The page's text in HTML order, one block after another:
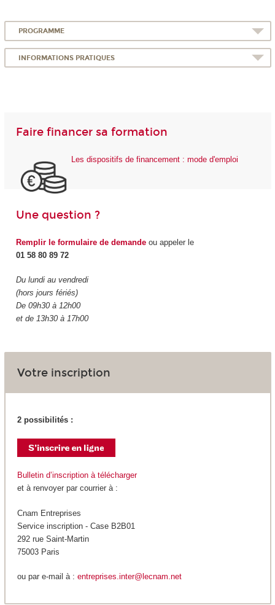
PROGRAMME
INFORMATIONS PRATIQUES
Faire financer sa formation
Les dispositifs de financement : mode d'emploi
Une question ?
Remplir le formulaire de demandeou appeler le
01 58 80 89 72
Du lundi au vendredi
(hors jours fériés)
De 09h30 à 12h00
et de 13h30 à 17h00
Votre inscription
2 possibilités :
Bulletin d’inscription à télécharger
et à renvoyer par courrier à :
Cnam Entreprises
Service inscription - Case B2B01
292 rue Saint-Martin
75003 Paris
ou par e-mail à : entreprises.inter@lecnam.net